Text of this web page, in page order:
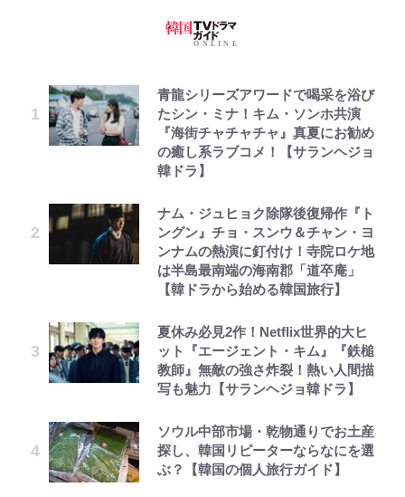
青龍シリーズアワードで喝采を浴び
たシン・ミナ！キム・ソンホ共演
『海街チャチャチャ』真夏にお勧め
の癒し系ラブコメ！【サランヘジョ
韓ドラ】
ナム・ジュヒョク除隊後復帰作『ト
ングン』チョ・スンウ＆チャン・ヨ
ンナムの熱演に釘付け！寺院ロケ地
は半島最南端の海南郡「道卒庵」
【韓ドラから始める韓国旅行】
夏休み必見2作！Netflix世界的大ヒ
ット『エージェント・キム』『鉄槌
教師』無敵の強さ炸裂！熱い人間描
写も魅力【サランヘジョ韓ドラ】
ソウル中部市場・乾物通りでお土産
探し、韓国リピーターならなにを選
ぶ？【韓国の個人旅行ガイド】